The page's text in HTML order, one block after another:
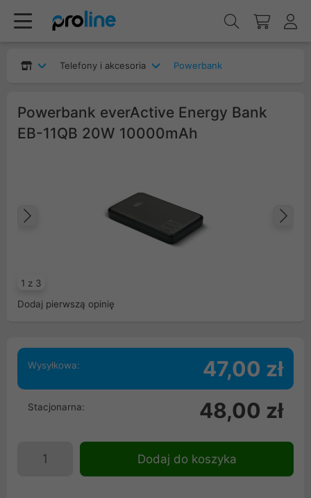
Telefony i akcesoria Powerbank
Powerbank everActive Energy Bank
EB-11QB 20W 10000mAh
1 z 3
Poprzedni
Dodaj pierwszą opinię
Wysyłkowa: 47,00 zł
Stacjonarna: 48,00 zł
Dodaj do koszyka